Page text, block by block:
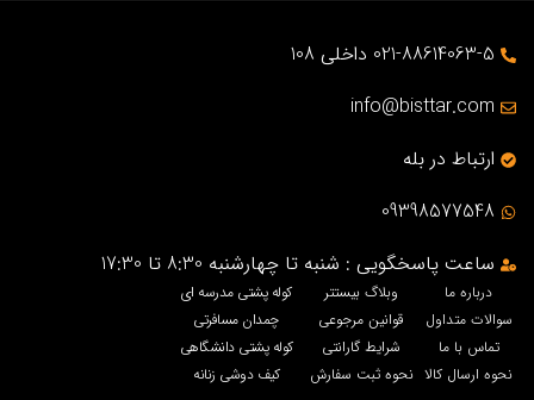
021-88614063-5 داخلی 108
info@bisttar.com
ارتباط در بله
09398577548
ساعت پاسخگویی : شنبه تا چهارشنبه 8:30 تا 17:30
درباره ما
سوالات متداول
تماس با ما
نحوه ارسال کالا
وبلاگ بیستتر
قوانین مرجوعی
شرایط گارانتی
نحوه ثبت سفارش
کوله پشتی مدرسه ای
چمدان مسافرتی
کوله پشتی دانشگاهی
کیف دوشی زنانه